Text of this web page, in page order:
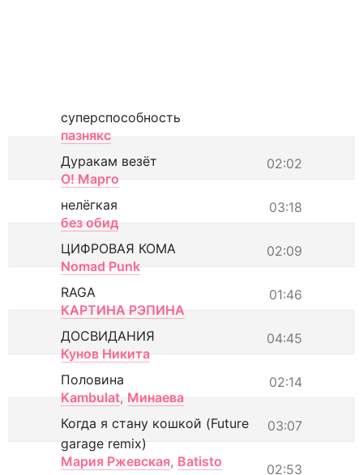
суперспособность
пазнякс
02:02
Дуракам везёт
О! Марго
03:18
нелёгкая
без обид
02:09
ЦИФРОВАЯ КОМА
Nomad Punk
01:46
RAGA
КАРТИНА РЭПИНА
04:45
ДОСВИДАНИЯ
Кунов Никита
02:14
Половина
Kambulat, Минаева
03:07
Когда я стану кошкой (Future
garage remix)
Мария Ржевская, Batisto
02:53